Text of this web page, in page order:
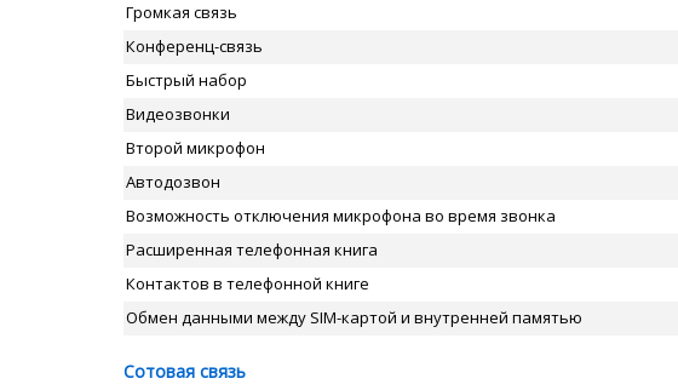
Громкая связь
Конференц-связь
Быстрый набор
Видеозвонки
Второй микрофон
Автодозвон
Возможность отключения микрофона во время звонка
Расширенная телефонная книга
Контактов в телефонной книге
Обмен данными между SIM-картой и внутренней памятью
Сотовая связь